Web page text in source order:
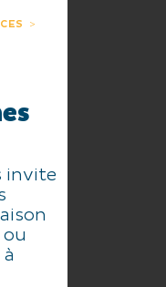
invite